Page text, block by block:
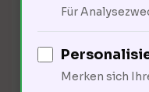
könnte zu
denken
Für
Merken sich